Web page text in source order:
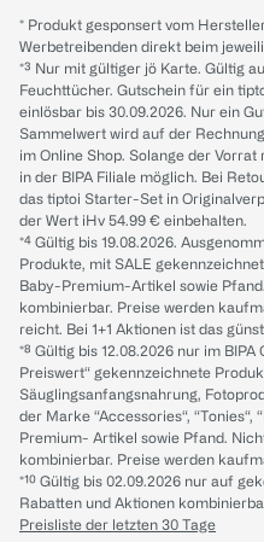
* Produkt gesponsert vom
Werbetreibenden direkt beim
*³ Nur mit gültiger jö Karte. Gültig
Feuchttücher. Gutschein für ein
einlösbar bis 30.09.2026. Nur ein
Sammelwert wird auf der
im Online Shop. Solange der
in der BIPA Filiale möglich. Bei
das tiptoi Starter-Set in
der Wert iHv 54.99 € einbehalten.
*⁴ Gültig bis 19.08.2026.
Produkte, mit SALE
Baby-Premium-Artikel sowie
kombinierbar. Preise werden
reicht. Bei 1+1 Aktionen ist das
*⁸ Gültig bis 12.08.2026 nur im
Preiswert“ gekennzeichnete
Säuglingsanfangsnahrung,
der Marke “Accessories“, “Tonies“,
Premium- Artikel sowie Pfand.
kombinierbar. Preise werden
*¹⁰ Gültig bis 02.09.2026 nur auf
Rabatten und Aktionen
Preisliste der letzten 30 Tage